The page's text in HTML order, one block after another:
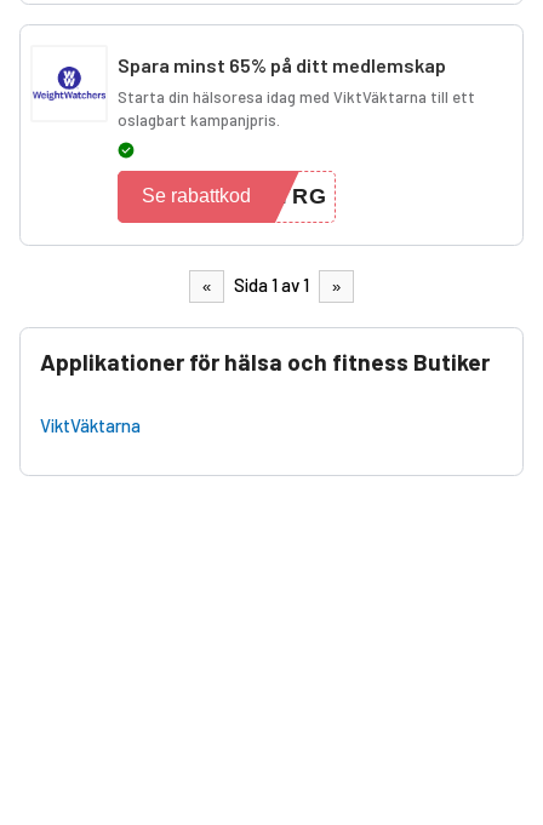
Spara minst 65% på ditt medlemskap
Starta din hälsoresa idag med ViktVäktarna till ett
oslagbart kampanjpris.
DYRG
Se rabattkod
« Sida 1 av 1 »
Applikationer för hälsa och fitness Butiker
ViktVäktarna